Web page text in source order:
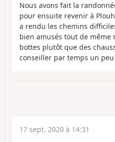
Nous avons fait la
pour ensuite revenir à
a rendu les chemins
bien amusés tout de
bottes plutôt que des
conseiller par temps un
17 sept. 2020 à 14:31